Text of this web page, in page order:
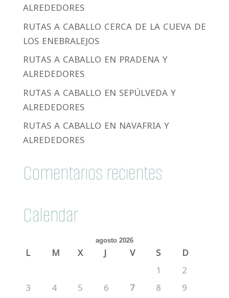
ALREDEDORES
RUTAS A CABALLO CERCA DE LA CUEVA DE
LOS ENEBRALEJOS
RUTAS A CABALLO EN PRADENA Y
ALREDEDORES
RUTAS A CABALLO EN SEPÚLVEDA Y
ALREDEDORES
RUTAS A CABALLO EN NAVAFRIA Y
ALREDEDORES
Comentarios recientes
Calendar
agosto 2026
L M X J V S
D
1
2
3
4 5 6 7 8
9